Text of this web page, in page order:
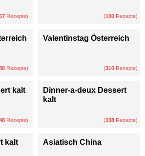
Rezepte) (100 Rezepte)
Rezepte)
Valentinstag Österreich
(310 Rezepte)
kalt
Rezepte)
Dinner-a-deux Dessert
kalt
(338 Rezepte)
kalt Asiatisch China